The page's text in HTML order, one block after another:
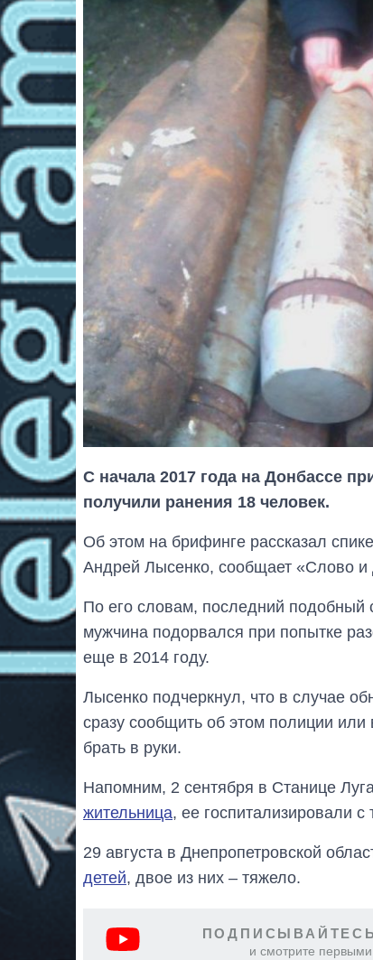
С начала 2017 года на Донбассе
получили ранения 18 человек.
Об этом на брифинге рассказал
Андрей Лысенко, сообщает «Слово и
По его словам, последний подобный
мужчина подорвался при попытке
еще в 2014 году.
Лысенко подчеркнул, что в случае
сразу сообщить об этом полиции
брать в руки.
Напомним, 2 сентября в Станице
жительница, ее госпитализировали
29 августа в Днепропетровской
детей, двое из них – тяжело.
и смотрите